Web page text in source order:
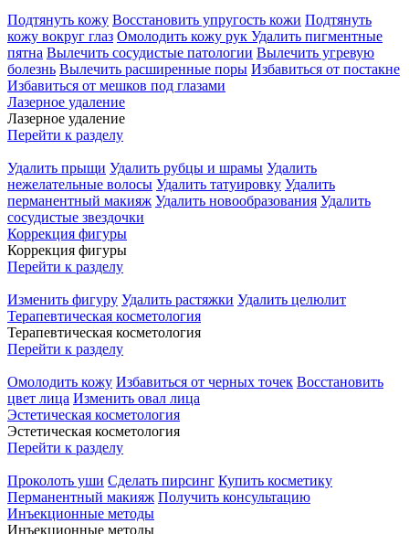
Подтянуть кожу Восстановить упругость кожи Подтянуть
кожу вокруг глаз Омолодить кожу рук Удалить пигментные
пятна Вылечить сосудистые патологии Вылечить угревую
болезнь Вылечить расширенные поры Избавиться от постакне
Избавиться от мешков под глазами
Лазерное удаление
Лазерное удаление
Перейти к разделу
Удалить прыщи Удалить рубцы и шрамы Удалить
нежелательные волосы Удалить татуировку Удалить
перманентный макияж Удалить новообразования Удалить
сосудистые звездочки
Коррекция фигуры
Коррекция фигуры
Перейти к разделу
Изменить фигуру Удалить растяжки Удалить целюлит
Терапевтическая косметология
Терапевтическая косметология
Перейти к разделу
Омолодить кожу Избавиться от черных точек Восстановить
цвет лица Изменить овал лица
Эстетическая косметология
Эстетическая косметология
Перейти к разделу
Проколоть уши Сделать пирсинг Купить косметику
Перманентный макияж Получить консультацию
Инъекционные методы
Инъекционные методы